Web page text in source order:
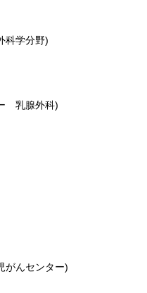
科学分野)
乳腺外科)
んセンター)